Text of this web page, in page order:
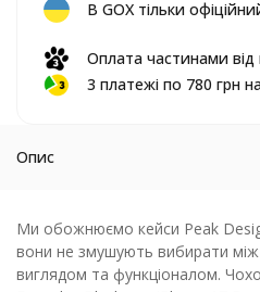
В GOX тільки
Оплата частинами
3 платежі по 780 грн
Опис
Ми обожнюємо кейси Peak
вони не змушують вибирати
виглядом та функціоналом.